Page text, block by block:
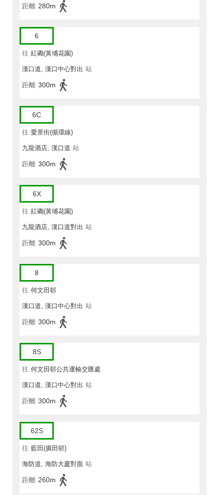
距離 280m
6
往 紅磡(黃埔花園)
漢口道, 漢口中心對出 站
距離 300m
6C
往 愛景街(循環線)
九龍酒店, 漢口道 站
距離 300m
6X
往 紅磡(黃埔花園)
九龍酒店, 漢口道對出 站
距離 300m
8
往 何文田邨
漢口道, 漢口中心對出 站
距離 300m
8S
往 何文田邨公共運輸交匯處
漢口道, 漢口中心對出 站
距離 300m
62S
往 藍田(廣田邨)
海防道, 海防大廈對面 站
距離 260m